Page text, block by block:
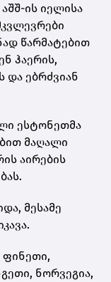
ის იელისა
წარმატებით
ჰაერის,
და ებრძვიან
ესტონეთმა
მაღალი
აირების
მესამე
ფინეთი,
ნორვეგია,